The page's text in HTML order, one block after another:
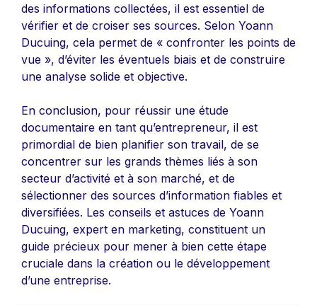
des informations collectées, il est essentiel de
vérifier et de croiser ses sources. Selon Yoann
Ducuing, cela permet de « confronter les points de
vue », d’éviter les éventuels biais et de construire
une analyse solide et objective.
En conclusion, pour réussir une étude
documentaire en tant qu’entrepreneur, il est
primordial de bien planifier son travail, de se
concentrer sur les grands thèmes liés à son
secteur d’activité et à son marché, et de
sélectionner des sources d’information fiables et
diversifiées. Les conseils et astuces de Yoann
Ducuing, expert en marketing, constituent un
guide précieux pour mener à bien cette étape
cruciale dans la création ou le développement
d’une entreprise.